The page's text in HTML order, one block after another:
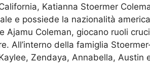
Katianna Stoermer
e possiede la nazionalità
Ajamu Coleman, giocano ruoli
All’interno della famiglia
Zendaya, Annabella, Austin